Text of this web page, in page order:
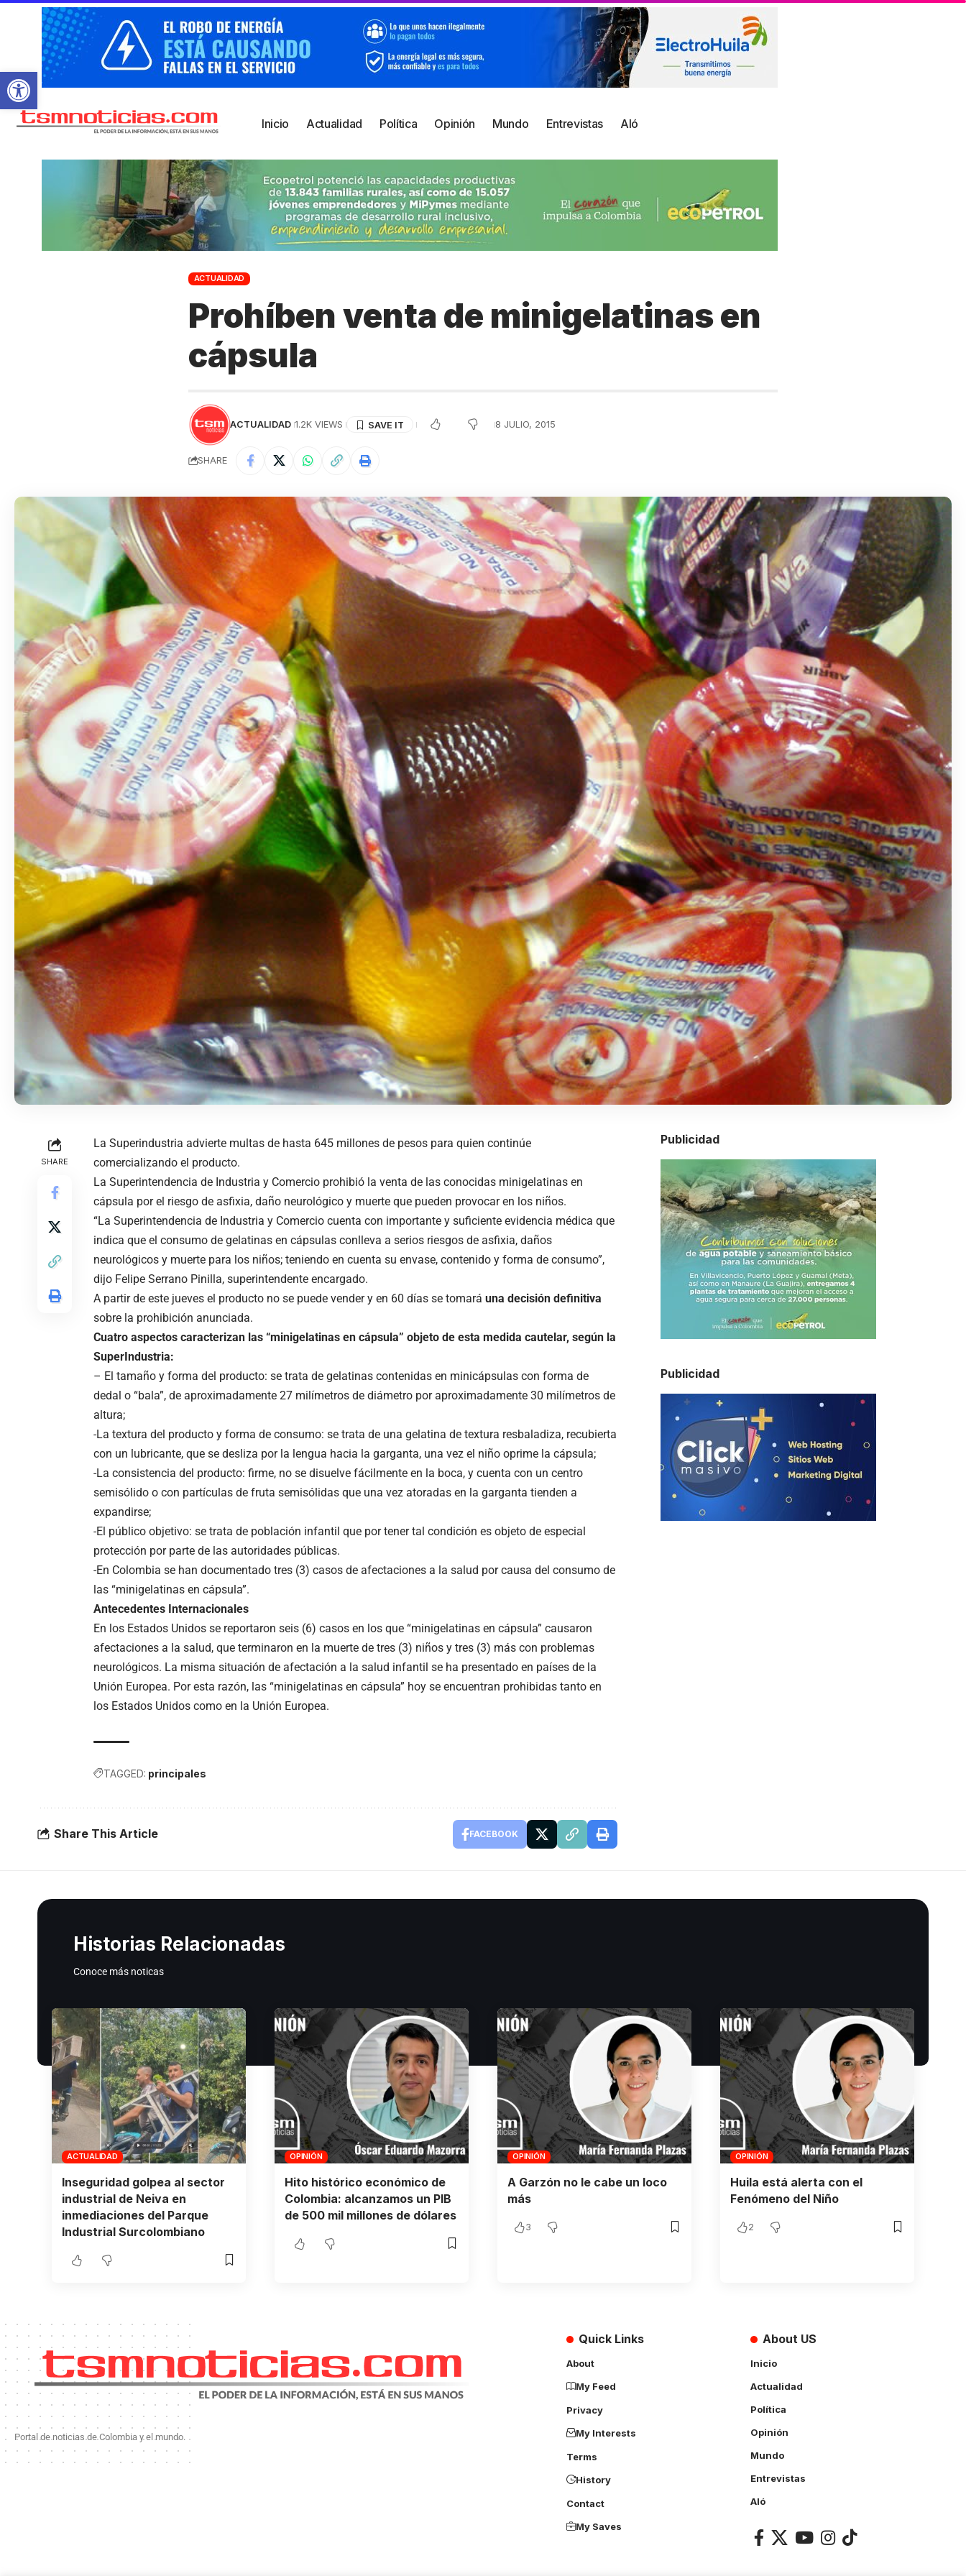
Abrir barra de herramientas
Inicio Actualidad Política Opinión Mundo Entrevistas Aló
ACTUALIDAD
Prohíben venta de minigelatinas en
cápsula
ACTUALIDAD 1.2K VIEWS 8 JULIO, 2015
SHARE
SHARE
La Superindustria advierte multas de hasta 645 millones de pesos para quien continúe
comercializando el producto.
La Superintendencia de Industria y Comercio prohibió la venta de las conocidas minigelatinas en
cápsula por el riesgo de asfixia, daño neurológico y muerte que pueden provocar en los niños.
“La Superintendencia de Industria y Comercio cuenta con importante y suficiente evidencia médica que
indica que el consumo de gelatinas en cápsulas conlleva a serios riesgos de asfixia, daños
neurológicos y muerte para los niños; teniendo en cuenta su envase, contenido y forma de consumo”,
dijo Felipe Serrano Pinilla, superintendente encargado.
A partir de este jueves el producto no se puede vender y en 60 días se tomará una decisión definitiva
sobre la prohibición anunciada.
Cuatro aspectos caracterizan las “minigelatinas en cápsula” objeto de esta medida cautelar, según la
SuperIndustria:
– El tamaño y forma del producto: se trata de gelatinas contenidas en minicápsulas con forma de
dedal o “bala”, de aproximadamente 27 milímetros de diámetro por aproximadamente 30 milímetros de
altura;
-La textura del producto y forma de consumo: se trata de una gelatina de textura resbaladiza, recubierta
con un lubricante, que se desliza por la lengua hacia la garganta, una vez el niño oprime la cápsula;
-La consistencia del producto: firme, no se disuelve fácilmente en la boca, y cuenta con un centro
semisólido o con partículas de fruta semisólidas que una vez atoradas en la garganta tienden a
expandirse;
-El público objetivo: se trata de población infantil que por tener tal condición es objeto de especial
protección por parte de las autoridades públicas.
-En Colombia se han documentado tres (3) casos de afectaciones a la salud por causa del consumo de
las “minigelatinas en cápsula”.
Antecedentes Internacionales
En los Estados Unidos se reportaron seis (6) casos en los que “minigelatinas en cápsula” causaron
afectaciones a la salud, que terminaron en la muerte de tres (3) niños y tres (3) más con problemas
neurológicos. La misma situación de afectación a la salud infantil se ha presentado en países de la
Unión Europea. Por esta razón, las “minigelatinas en cápsula” hoy se encuentran prohibidas tanto en
los Estados Unidos como en la Unión Europea.
TAGGED: principales
Share This Article FACEBOOK
Publicidad
Publicidad
Historias Relacionadas
Conoce más noticas
ACTUALIDAD
Inseguridad golpea al sector
industrial de Neiva en
inmediaciones del Parque
Industrial Surcolombiano
OPINIÓN
Hito histórico económico de
Colombia: alcanzamos un PIB
de 500 mil millones de dólares
OPINIÓN
A Garzón no le cabe un loco
más
3
OPINIÓN
Huila está alerta con el
Fenómeno del Niño
2
Portal de noticias de Colombia y el mundo.
Quick Links
About
My Feed
Privacy
My Interests
Terms
History
Contact
My Saves
About US
Inicio
Actualidad
Política
Opinión
Mundo
Entrevistas
Aló